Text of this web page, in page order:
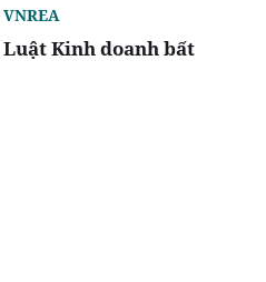
Luật Kinh doanh bất
VNREA